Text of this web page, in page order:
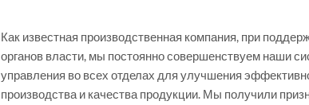
Как известная производственная компания, при
органов власти, мы постоянно совершенствуем наши
управления во всех отделах для улучшения
производства и качества продукции. Мы получили